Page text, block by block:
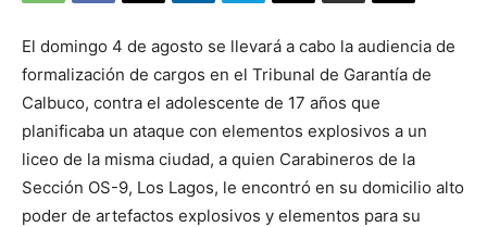
El domingo 4 de agosto se llevará a cabo la audiencia de
formalización de cargos en el Tribunal de Garantía de
Calbuco, contra el adolescente de 17 años que
planificaba un ataque con elementos explosivos a un
liceo de la misma ciudad, a quien Carabineros de la
Sección OS-9, Los Lagos, le encontró en su domicilio alto
poder de artefactos explosivos y elementos para su